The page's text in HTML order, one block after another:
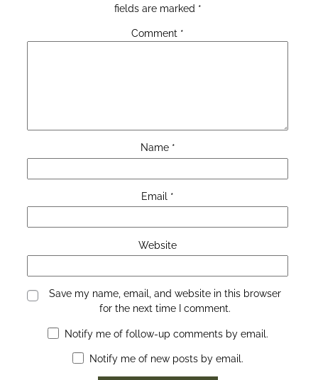
fields are marked *
Comment *
Name *
Email *
Website
Save my name, email, and website in this browser
for the next time I comment.
Notify me of follow-up comments by email.
Notify me of new posts by email.